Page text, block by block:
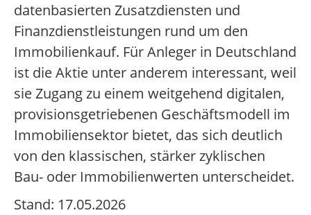
datenbasierten Zusatzdiensten und
Finanzdienstleistungen rund um den
Immobilienkauf. Für Anleger in Deutschland
ist die Aktie unter anderem interessant, weil
sie Zugang zu einem weitgehend digitalen,
provisionsgetriebenen Geschäftsmodell im
Immobiliensektor bietet, das sich deutlich
von den klassischen, stärker zyklischen
Bau- oder Immobilienwerten unterscheidet.
Stand: 17.05.2026